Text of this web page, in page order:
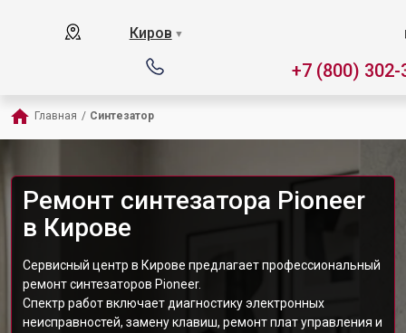
Киров ▼
+7 (800) 302-
Главная / Синтезатор
Ремонт синтезатора Pioneer
в Кирове
Сервисный центр в Кирове предлагает профессиональный
ремонт синтезаторов Pioneer.
Спектр работ включает диагностику электронных
неисправностей, замену клавиш, ремонт плат управления и